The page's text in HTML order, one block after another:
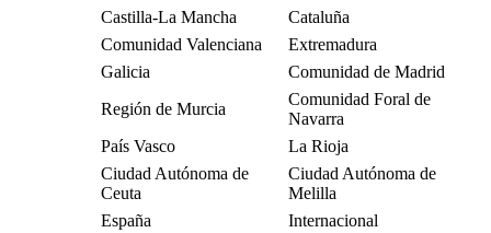
Castilla-La Mancha
Cataluña
Comunidad Valenciana
Extremadura
Galicia
Comunidad de Madrid
Región de Murcia
Comunidad Foral de
Navarra
País Vasco
La Rioja
Ciudad Autónoma de
Ceuta
Ciudad Autónoma de
Melilla
España
Internacional